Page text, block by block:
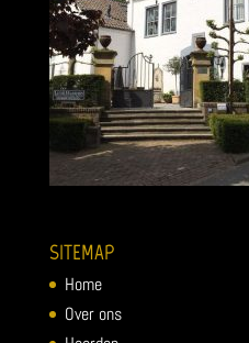
SITEMAP
Home
Over ons